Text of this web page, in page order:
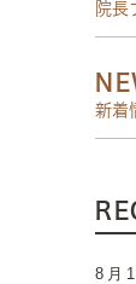
院長
新着
8月